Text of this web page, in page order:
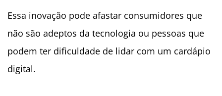
Essa inovação pode afastar consumidores que
não são adeptos da tecnologia ou pessoas que
podem ter dificuldade de lidar com um cardápio
digital.